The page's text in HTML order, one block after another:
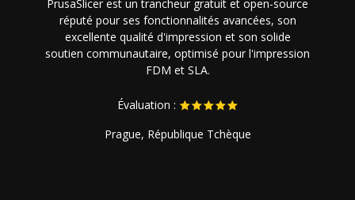
PrusaSlicer est un trancheur gratuit et open-source
réputé pour ses fonctionnalités avancées, son
excellente qualité d'impression et son solide
soutien communautaire, optimisé pour l'impression
FDM et SLA.
Évaluation :
Prague, République Tchèque